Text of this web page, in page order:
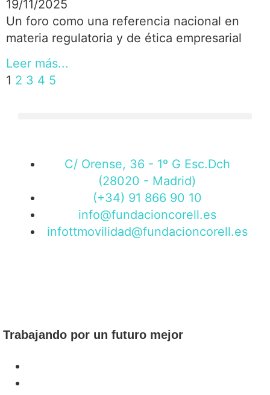
19/11/2025
Un foro como una referencia nacional en
materia regulatoria y de ética empresarial
Leer más...
1 2 3 4 5
C/ Orense, 36 - 1º G Esc.Dch
(28020 - Madrid)
(+34) 91 866 90 10
info@fundacioncorell.es
infottmovilidad@fundacioncorell.es
Trabajando por un futuro mejor